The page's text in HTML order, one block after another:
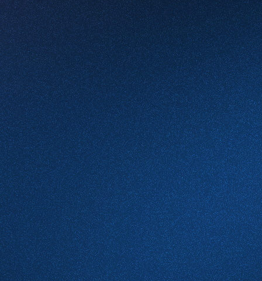
Имя*
Компания*
Телефон*
Проверочное слово*(Нажмите чтобы обновить)
Email
Какие услуги вас интересуют
Комментарий